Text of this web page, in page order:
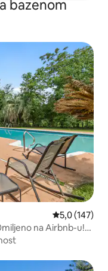
bazenom
Prosečna
5,0 (147)
na Airbnb-u!